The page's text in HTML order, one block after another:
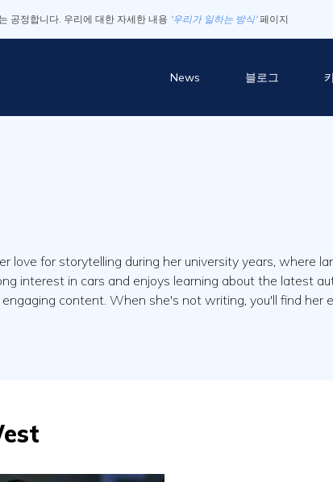
공정합니다. 우리에 대한 자세한 내용 '우리가 일하는 방식' 페이지
News 블로그
for storytelling during her university years, where
interest in cars and enjoys learning about the latest
content. When she's not writing, you'll find her